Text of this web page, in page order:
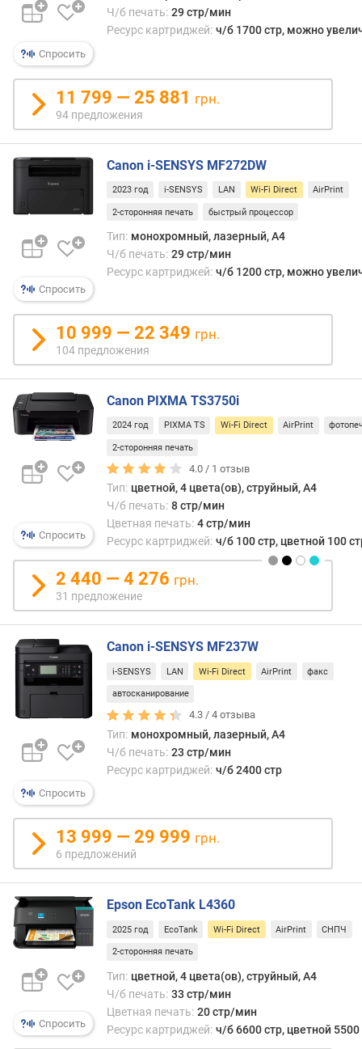
с
е
с
т
р
/
м
и
)
в
е
т
о
е
к
о
п
и
о
в
а
и
т
р
/
м
и
н
)
ч
/
е
ч
т
ь
с
р
/
м
и
н
е
Спросить
Ч/б печать: 29 стр/мин
Ресурс картриджей: ч/б 1700 стр, можно
11 799 — 25 881 грн.
94 предложения
Спросить
Canon i-SENSYS MF272DW
2023 год i-SENSYS LAN Wi-Fi Direct AirPrint
2-сторонняя печать быстрый процессор
Тип: монохромный, лазерный, A4
Ч/б печать: 29 стр/мин
Ресурс картриджей: ч/б 1200 стр, можно
10 999 — 22 349 грн.
104 предложения
Спросить
Canon PIXMA TS3750i
2024 год PIXMA TS Wi-Fi Direct AirPrint
2-сторонняя печать
4.0 / 1 отзыв
Тип: цветной, 4 цвета(ов), струйный, A4
Ч/б печать: 8 стр/мин
Цветная печать: 4 стр/мин
Ресурс картриджей: ч/б 100 стр, цветной 100
2 440 — 4 276 грн.
31 предложение
Спросить
Canon i-SENSYS MF237W
i-SENSYS LAN Wi-Fi Direct AirPrint факс
автосканирование
4.3 /4 отзыва
Тип: монохромный, лазерный, A4
Ч/б печать: 23 стр/мин
Ресурс картриджей: ч/б 2400 стр
13 999 — 29 999 грн.
6 предложений
Спросить
Epson EcoTank L4360
2025 год EcoTank Wi-Fi Direct AirPrint СНПЧ
2-сторонняя печать
Тип: цветной, 4 цвета(ов), струйный, A4
Ч/б печать: 33 стр/мин
Цветная печать: 20 стр/мин
Ресурс картриджей: ч/б 6600 стр, цветной 5500